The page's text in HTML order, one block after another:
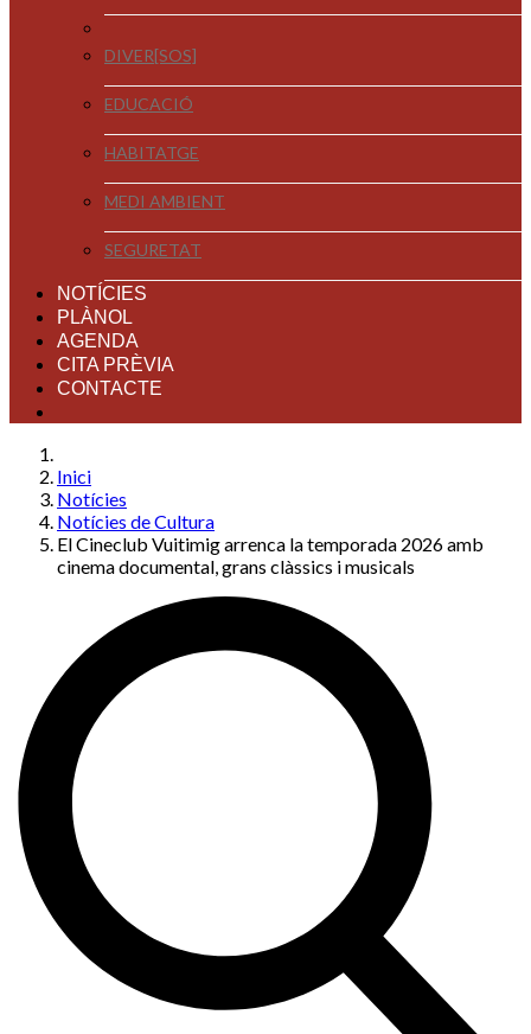
DIVER[SOS]
EDUCACIÓ
HABITATGE
MEDI AMBIENT
SEGURETAT
NOTÍCIES
PLÀNOL
AGENDA
CITA PRÈVIA
CONTACTE
Inici
Notícies
Notícies de Cultura
El Cineclub Vuitimig arrenca la temporada 2026 amb
cinema documental, grans clàssics i musicals